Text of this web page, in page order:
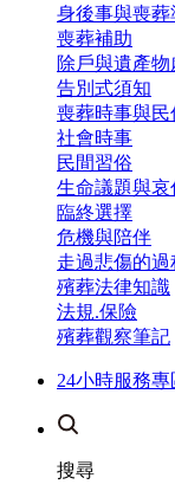
身後事與喪葬
喪葬補助
除戶與遺產物
告別式須知
喪葬時事與民
社會時事
民間習俗
生命議題與哀
臨終選擇
危機與陪伴
走過悲傷的過
殯葬法律知識
法規.保險
殯葬觀察筆記
24小時服務專
搜尋